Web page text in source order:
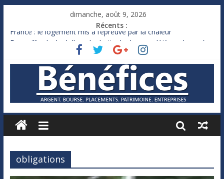
dimanche, août 9, 2026
Récents :
France : le logement mis à l’épreuve par la chaleur
Des milliards de dollars de droits de douane déjà remboursés
Royaume-Uni : Andy Burnham recule sur l’impôt
Xavier Niel, le milliardaire qui ne touche presque rien
Ruée des fortunes russes vers l’étranger
obligations